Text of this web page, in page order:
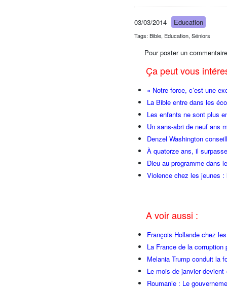
03/03/2014 Education
Tags: Bible, Education, Séniors
Pour poster un
Ça peut vous
« Notre force, c’est une
La Bible entre dans les
Les enfants ne sont plus
Un sans-abri de neuf ans
Denzel Washington
À quatorze ans, il
Dieu au programme dans
Violence chez les jeunes
A voir aussi :
François Hollande chez
La France de la
Melania Trump conduit la
Le mois de janvier
Roumanie : Le